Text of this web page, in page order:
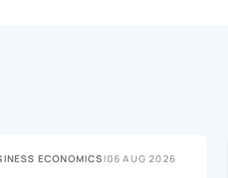
ECONOMICS|06 AUG 2026